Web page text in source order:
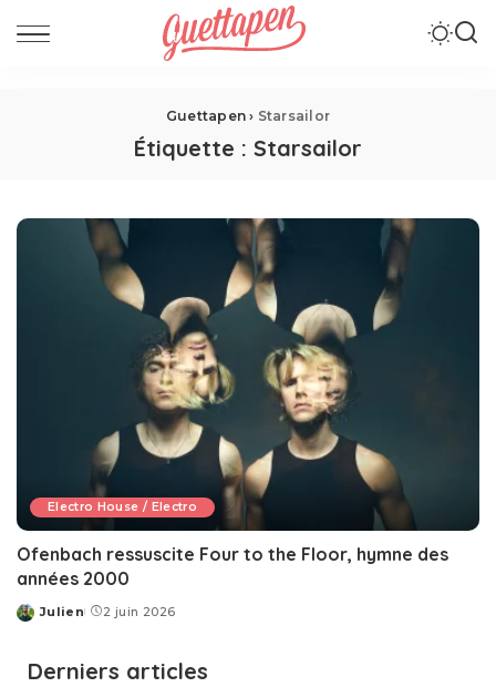
Guettapen › Starsailor
Étiquette : Starsailor
Electro House / Electro
Ofenbach ressuscite Four to the Floor, hymne des
années 2000
Posted
Julien 2 juin 2026
Derniers articles